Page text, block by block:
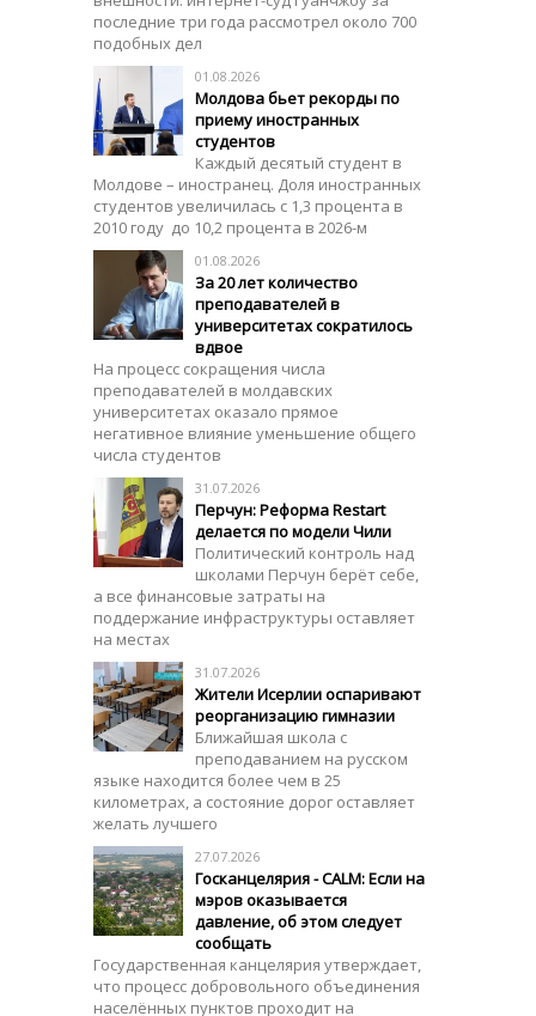
последние три года рассмотрел около 700
подобных дел
01.08.2026
Молдова бьет рекорды по
приему иностранных
студентов
Каждый десятый студент в
Молдове – иностранец. Доля иностранных
студентов увеличилась с 1,3 процента в
2010 году до 10,2 процента в 2026-м
01.08.2026
За 20 лет количество
преподавателей в
университетах сократилось
вдвое
На процесс сокращения числа
преподавателей в молдавских
университетах оказало прямое
негативное влияние уменьшение общего
числа студентов
31.07.2026
Перчун: Реформа Restart
делается по модели Чили
Политический контроль над
школами Перчун берёт себе,
а все финансовые затраты на
поддержание инфраструктуры оставляет
на местах
31.07.2026
Жители Исерлии оспаривают
реорганизацию гимназии
Ближайшая школа с
преподаванием на русском
языке находится более чем в 25
километрах, а состояние дорог оставляет
желать лучшего
27.07.2026
Госканцелярия - CALM: Если на
мэров оказывается
давление, об этом следует
сообщать
Государственная канцелярия утверждает,
что процесс добровольного объединения
населённых пунктов проходит на